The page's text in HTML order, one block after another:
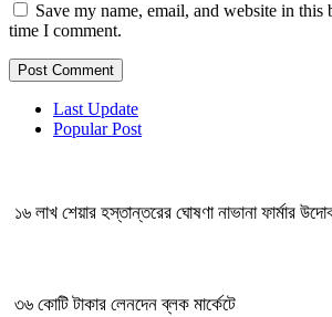
Save my name, email, and website in this
time I comment.
Last Update
Popular Post
১৬ লাখ শেয়ার হস্তান্তরের ঘোষণা নাভানা ফার্মার
৩৬ কোটি টাকার লেনদেন ব্লক মার্কেটে